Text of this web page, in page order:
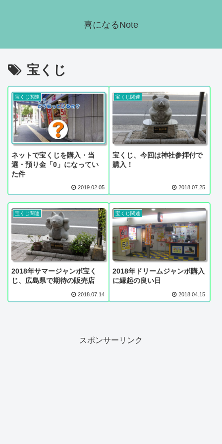
喜になるNote
宝くじ
宝くじ関連
ネットで宝くじを購入・当
選・預り金「0」になってい
た件
2019.02.05
宝くじ関連
宝くじ、今回は神社参拝付で
購入！
2018.07.25
宝くじ関連
2018年サマージャンボ宝く
じ、広島県で期待の販売店
2018.07.14
宝くじ関連
2018年ドリームジャンボ購入
に縁起の良い日
2018.04.15
スポンサーリンク